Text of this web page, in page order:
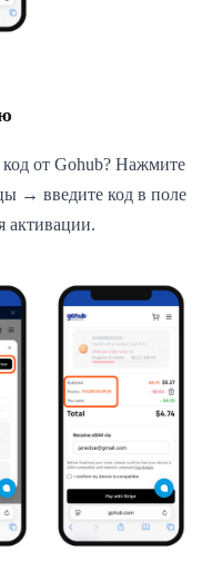
от Gohub? Нажмите
→ введите код в поле
активации.